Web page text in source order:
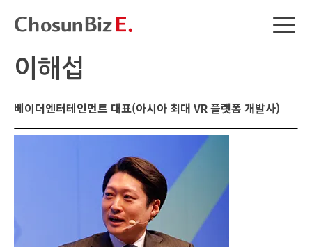
이해섭
베이더엔터테인먼트 대표(아시아 최대 VR 플랫폼 개발사)